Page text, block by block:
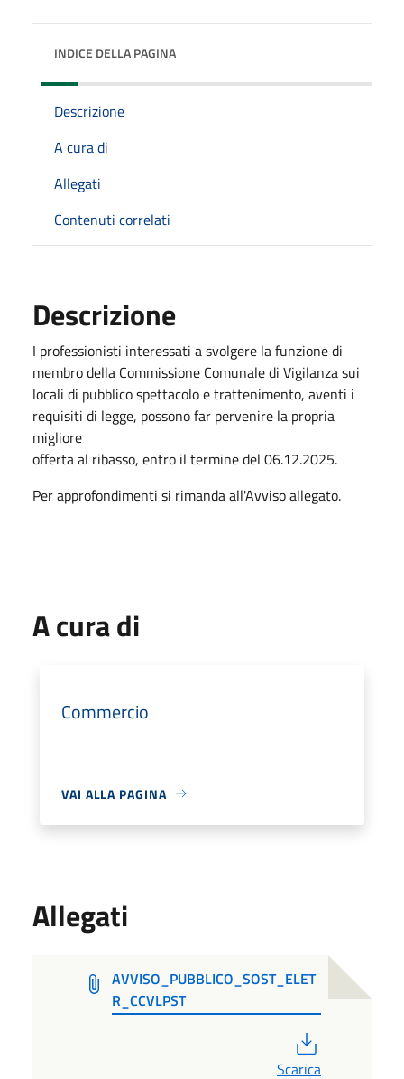
INDICE DELLA PAGINA
Descrizione
A cura di
Allegati
Contenuti correlati
Descrizione
I professionisti interessati a svolgere la funzione di
membro della Commissione Comunale di Vigilanza sui
locali di pubblico spettacolo e trattenimento, aventi i
requisiti di legge, possono far pervenire la propria
migliore
offerta al ribasso, entro il termine del 06.12.2025.
Per approfondimenti si rimanda all'Avviso allegato.
A cura di
Commercio
VAI ALLA PAGINA
Allegati
AVVISO_PUBBLICO_SOST_ELET
R_CCVLPST
Scarica